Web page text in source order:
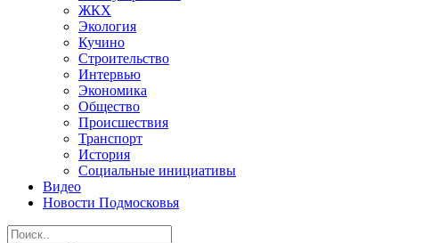
ЖКХ
Экология
Кучино
Строительство
Интервью
Экономика
Общество
Происшествия
Транспорт
История
Социальные инициативы
Видео
Новости Подмосковья